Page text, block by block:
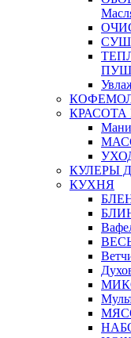
КРАСОТА
КУЛЕРЫ
КУХНЯ